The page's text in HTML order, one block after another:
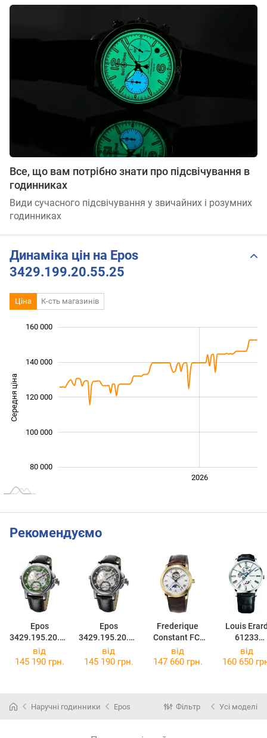
Все, що вам потрібно знати про підсвічування в
годинниках
Види сучасного підсвічування у звичайних і розумних
годинниках
Динаміка цін на Epos
3429.199.20.55.25
Ціна К-сть магазинів
Середня ціна 100 000
80 000
100 000
120 000
140 000
160 000
2026
Рекомендуємо
Epos
3429.195.20.53
.25
Epos
3429.195.20.55
.25
Frederique
Constant FC-
335MC4P5
Louis
61233
від
145 190 грн.
від
145 190 грн.
від
147 660 грн.
від
160 650
Наручні годинники Epos Фільтр Усі моделі